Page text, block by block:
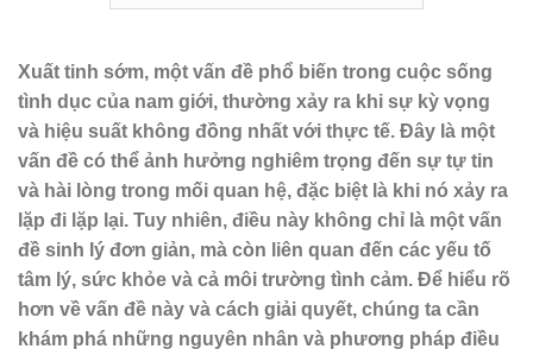
Xuất tinh sớm, một vấn đề phổ biến trong cuộc sống
tình dục của nam giới, thường xảy ra khi sự kỳ vọng
và hiệu suất không đồng nhất với thực tế. Đây là một
vấn đề có thể ảnh hưởng nghiêm trọng đến sự tự tin
và hài lòng trong mối quan hệ, đặc biệt là khi nó xảy ra
lặp đi lặp lại. Tuy nhiên, điều này không chỉ là một vấn
đề sinh lý đơn giản, mà còn liên quan đến các yếu tố
tâm lý, sức khỏe và cả môi trường tình cảm. Để hiểu rõ
hơn về vấn đề này và cách giải quyết, chúng ta cần
khám phá những nguyên nhân và phương pháp điều